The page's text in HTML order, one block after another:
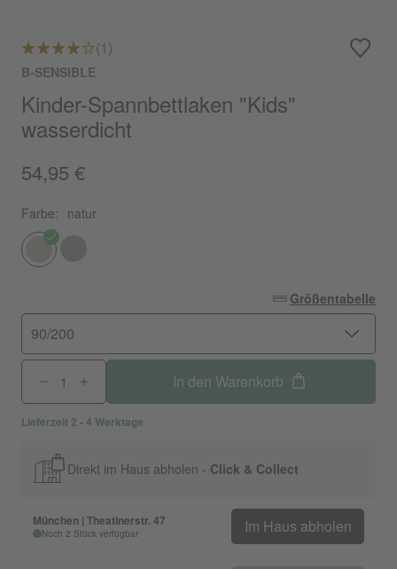
(1)
B-SENSIBLE
Kinder-Spannbettlaken "Kids"
wasserdicht
54,95 €
Farbe: natur
Größentabelle
90/200
In den Warenkorb
Lieferzeit 2 - 4 Werktage
Direkt im Haus abholen - Click & Collect
München | Theatinerstr. 47
Noch 2 Stück verfügbar Im Haus abholen